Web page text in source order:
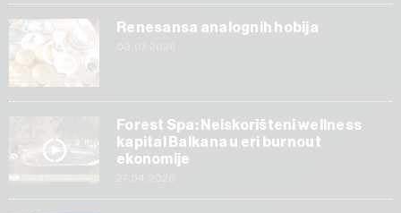
Renesansa analognih hobija
Forest Spa: Neiskorišteni wellness
kapital Balkana u eri burnout
ekonomije